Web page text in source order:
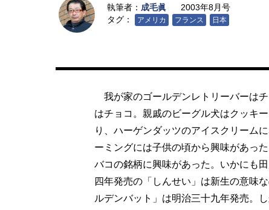
執筆者： 成毛眞
2003年8月号
タグ：
アメリカ フランス 日本
我が家のゴールデンレトリーバーは
はチョコ。親戚のビーグル犬はクッキ
り、ハーゲンダッツのアイスクリーム
ーミングには子供の頃から興味があっ
バコの銘柄に興味があった。いかにも
四年発売の「しんせい」は新生の意味
ルデンバット」は明治三十九年発売。